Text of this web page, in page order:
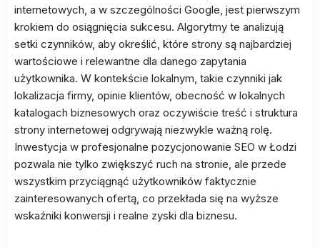
internetowych, a w szczególności Google, jest pierwszym
krokiem do osiągnięcia sukcesu. Algorytmy te analizują
setki czynników, aby określić, które strony są najbardziej
wartościowe i relewantne dla danego zapytania
użytkownika. W kontekście lokalnym, takie czynniki jak
lokalizacja firmy, opinie klientów, obecność w lokalnych
katalogach biznesowych oraz oczywiście treść i struktura
strony internetowej odgrywają niezwykle ważną rolę.
Inwestycja w profesjonalne pozycjonowanie SEO w Łodzi
pozwala nie tylko zwiększyć ruch na stronie, ale przede
wszystkim przyciągnąć użytkowników faktycznie
zainteresowanych ofertą, co przekłada się na wyższe
wskaźniki konwersji i realne zyski dla biznesu.